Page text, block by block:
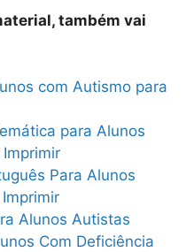
também vai
com Autismo para
para Alunos
Para Alunos
Alunos Autistas
Com Deficiência